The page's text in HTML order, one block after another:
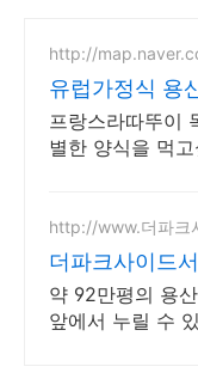
http://
유럽가정식 용
기 좋은 유럽가
프랑스라따뚜이
별한 양식을 먹
http://www.더파크
더파크사이드
지 현대건설의
트!
약 92만평의 용
앞에서 누릴 수